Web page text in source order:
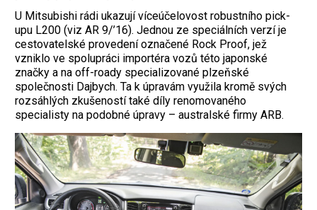
U Mitsubishi rádi ukazují víceúčelovost robustního pick-
upu L200 (viz AR 9/’16). Jednou ze speciálních verzí je
cestovatelské provedení označené Rock Proof, jež
vzniklo ve spolupráci importéra vozů této japonské
značky a na off-roady specializované plzeňské
společnosti Dajbych. Ta k úpravám využila kromě svých
rozsáhlých zkušeností také díly renomovaného
specialisty na podobné úpravy – australské firmy ARB.